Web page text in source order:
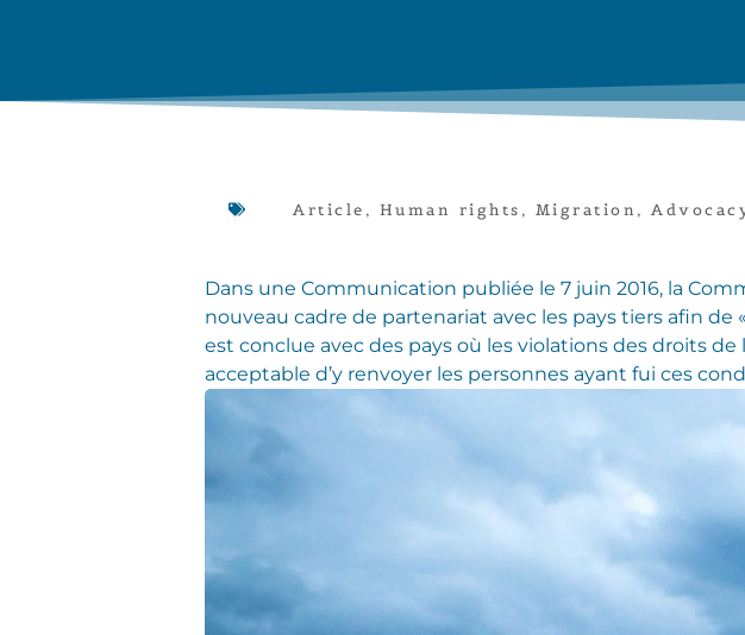
Article , Human rights , Migration,
Dans une Communication publiée le 7 juin 2016, la
nouveau cadre de partenariat avec les pays tiers afin
est conclue avec des pays où les violations des droits
acceptable d’y renvoyer les personnes ayant fui ces